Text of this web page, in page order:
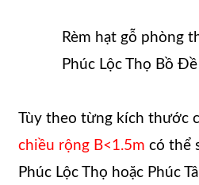
Rèm hạt gỗ phòng
Phúc Lộc Thọ Bồ Đề
Tùy theo từng kích thước
chiều rộng B<1.5m có thể
Phúc Lộc Thọ hoặc Phúc